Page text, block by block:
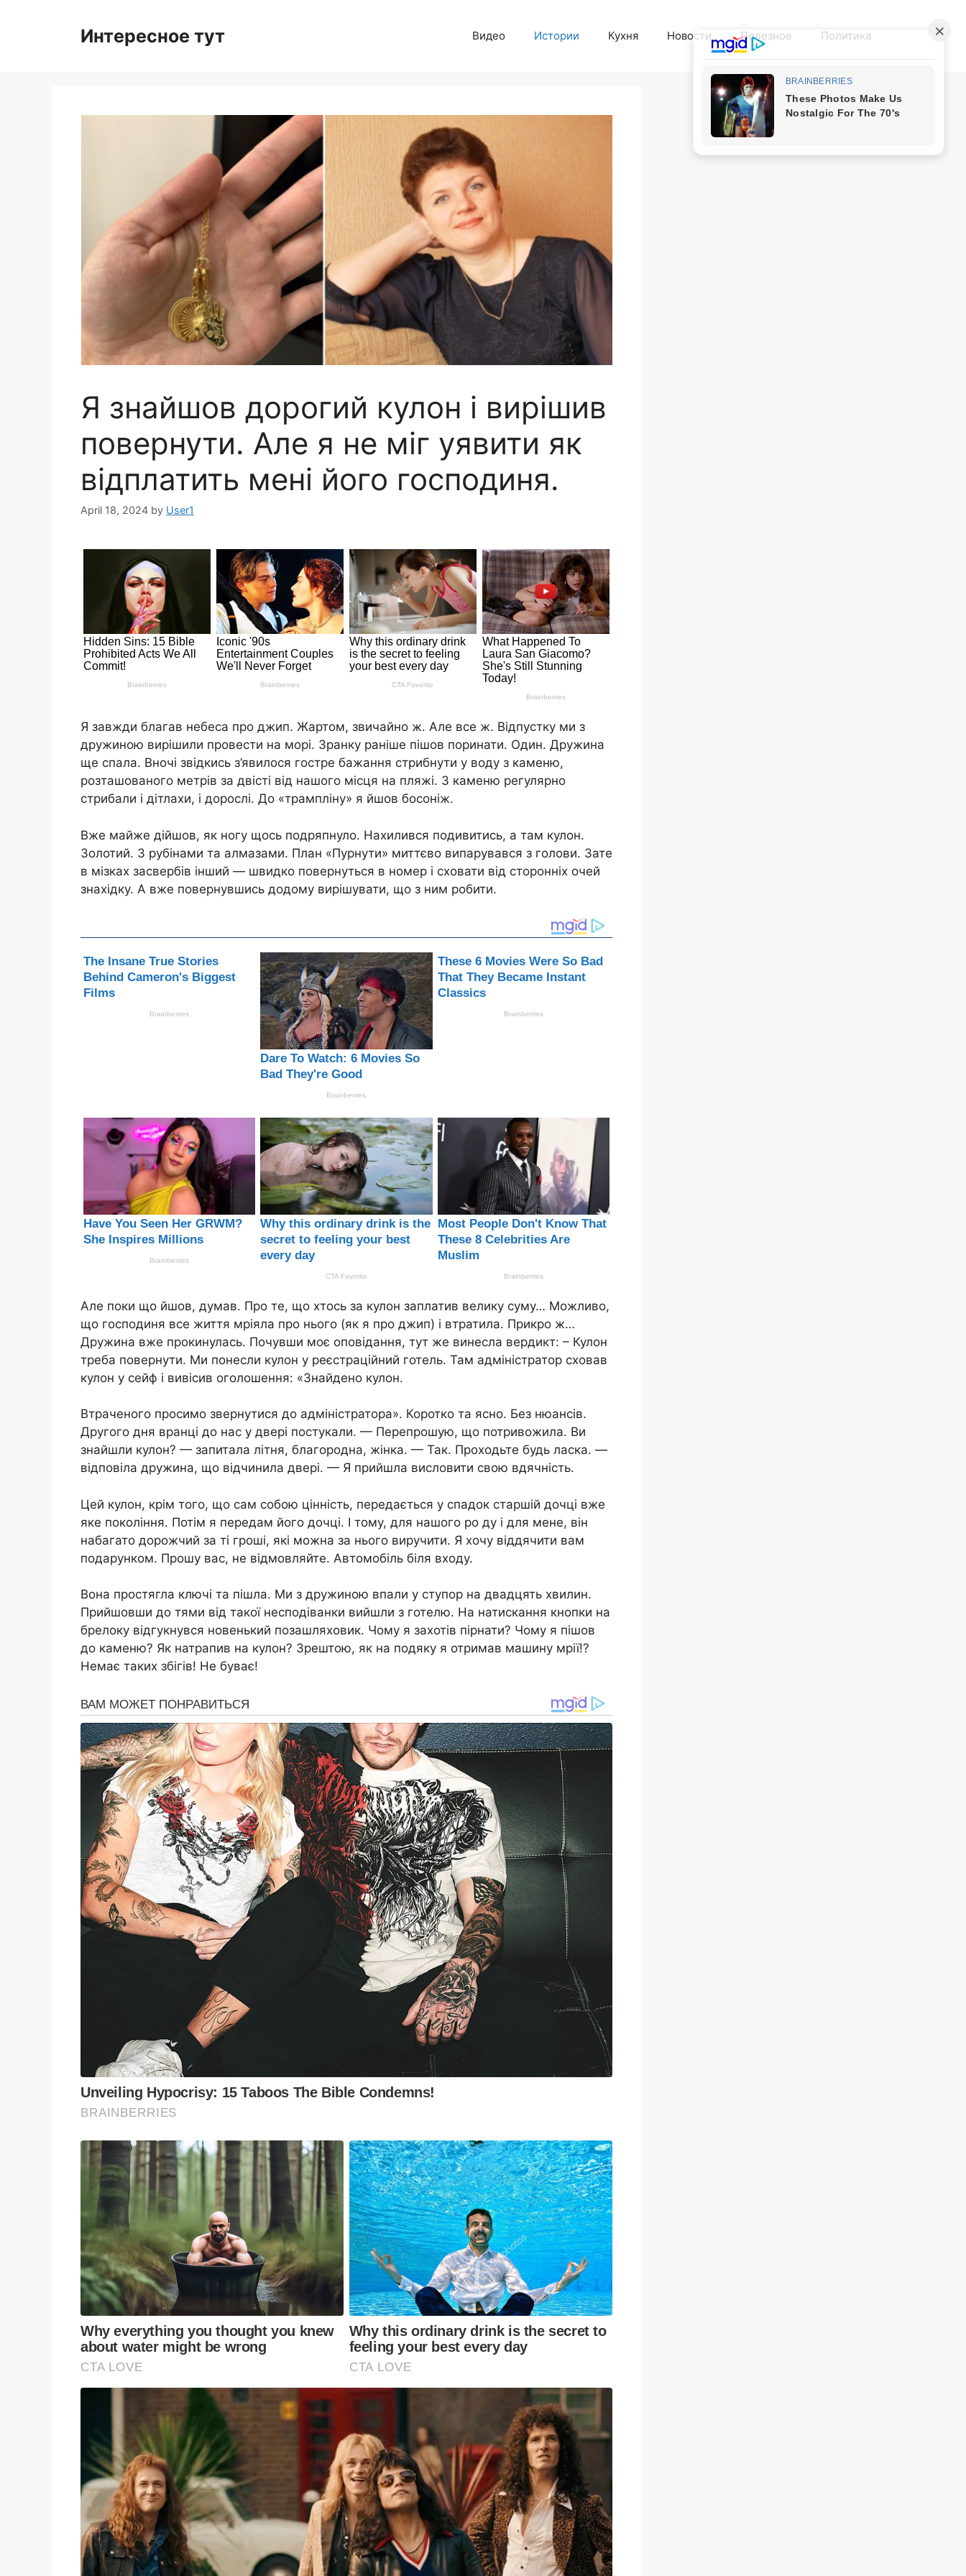
Интересное тут Видео Истории Кухня Новости Полезное Политика
Я знайшов дорогий кулон і вирішив
повернути. Але я не міг уявити як
відплатить мені його господиня.
April 18, 2024 by User1
Я завжди благав небеса про джип. Жартом, звичайно ж. Але все ж. Відпустку ми з
дружиною вирішили провести на морі. Зранку раніше пішов поринати. Один. Дружина
ще спала. Вночі звідкись з’явилося гостре бажання стрибнути у воду з каменю,
розташованого метрів за двісті від нашого місця на пляжі. З каменю регулярно
стрибали і дітлахи, і дорослі. До «трампліну» я йшов босоніж.
Вже майже дійшов, як ногу щось подряпнуло. Нахилився подивитись, а там кулон.
Золотий. З рубінами та алмазами. План «Пурнути» миттєво випарувався з голови. Зате
в мізках засвербів інший — швидко повернуться в номер і сховати від сторонніх очей
знахідку. А вже повернувшись додому вирішувати, що з ним робити.
Але поки що йшов, думав. Про те, що хтось за кулон заплатив велику суму… Можливо,
що господиня все життя мріяла про нього (як я про джип) і втратила. Прикро ж…
Дружина вже прокинулась. Почувши моє оповідання, тут же винесла вердикт: – Кулон
треба повернути. Ми понесли кулон у реєстраційний готель. Там адміністратор сховав
кулон у сейф і вивісив оголошення: «Знайдено кулон.
Втраченого просимо звернутися до адміністратора». Коротко та ясно. Без нюансів.
Другого дня вранці до нас у двері постукали. — Перепрошую, що потривожила. Ви
знайшли кулон? — запитала літня, благородна, жінка. — Так. Проходьте будь ласка. —
відповіла дружина, що відчинила двері. — Я прийшла висловити свою вдячність.
Цей кулон, крім того, що сам собою цінність, передається у спадок старшій дочці вже
яке покоління. Потім я передам його дочці. І тому, для нашого po ду і для мене, він
набагато дорожчий за ті гроші, які можна за нього виручити. Я хочу віддячити вам
подарунком. Прошу вас, не відмовляйте. Автомобіль біля входу.
Вона простягла ключі та пішла. Ми з дружиною впали у ступор на двадцять хвилин.
Прийшовши до тями від такої несподіванки вийшли з готелю. На натискання кнопки на
брелоку відгукнувся новенький позашляховик. Чому я захотів пірнати? Чому я пішов
до каменю? Як натрапив на кулон? Зрештою, як на подяку я отримав машину мрії!?
Немає таких збігів! Не буває!